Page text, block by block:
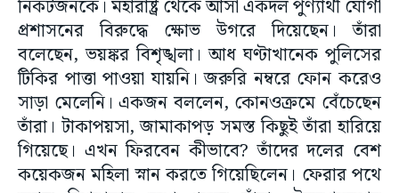
নিকটজনকে। মহারাষ্ট্র থেকে আসা একদল পুণ্যার্থী যোগী
প্রশাসনের বিরুদ্ধে ক্ষোভ উগরে দিয়েছেন। তাঁরা
বলেছেন, ভয়ঙ্কর বিশৃঙ্খলা। আধ ঘণ্টাখানেক পুলিসের
টিকির পাত্তা পাওয়া যায়নি। জরুরি নম্বরে ফোন করেও
সাড়া মেলেনি। একজন বললেন, কোনওক্রমে বেঁচেছেন
তাঁরা। টাকাপয়সা, জামাকাপড় সমস্ত কিছুই তাঁরা হারিয়ে
গিয়েছে। এখন ফিরবেন কীভাবে? তাঁদের দলের বেশ
কয়েকজন মহিলা স্নান করতে গিয়েছিলেন। ফেরার পথে